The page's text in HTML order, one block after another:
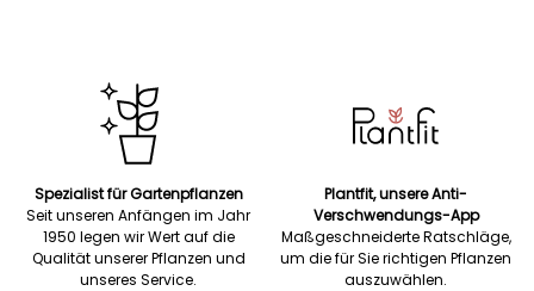
Spezialist für Gartenpflanzen
Seit unseren Anfängen im Jahr
1950 legen wir Wert auf die
Qualität unserer Pflanzen und
unseres Service.
Plantfit, unsere Anti-
Verschwendungs-App
Maßgeschneiderte Ratschläge,
um die für Sie richtigen Pflanzen
auszuwählen.